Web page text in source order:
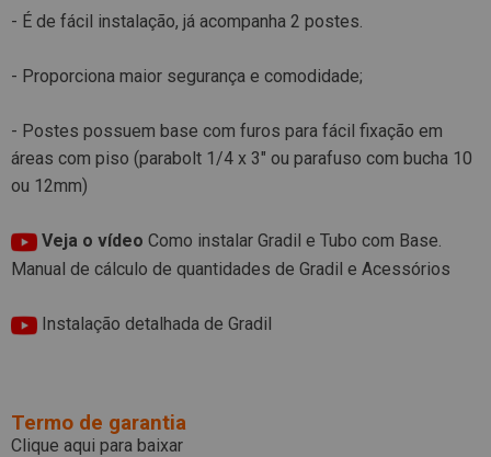
- É de fácil instalação, já acompanha 2 postes.
- Proporciona maior segurança e comodidade;
- Postes possuem base com furos para fácil fixação em
áreas com piso (parabolt 1/4 x 3" ou parafuso com bucha 10
ou 12mm)
Veja o vídeo Como instalar Gradil e Tubo com Base.
Manual de cálculo de quantidades de Gradil e Acessórios
Instalação detalhada de Gradil
Termo de garantia
Clique aqui para baixar